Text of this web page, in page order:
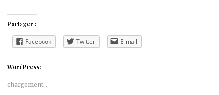
Partager :
Facebook Twitter E-mail
WordPress:
chargement…